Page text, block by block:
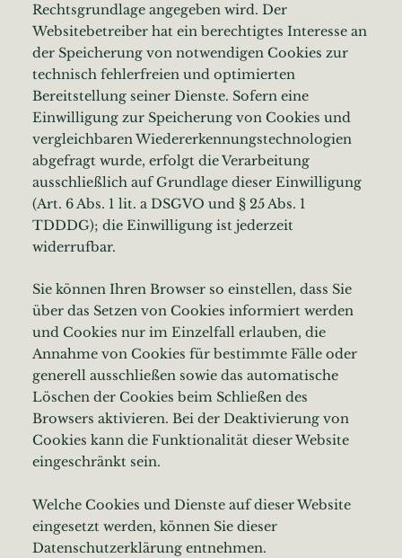
Rechtsgrundlage angegeben wird. Der
Websitebetreiber hat ein berechtigtes Interesse an
der Speicherung von notwendigen Cookies zur
technisch fehlerfreien und optimierten
Bereitstellung seiner Dienste. Sofern eine
Einwilligung zur Speicherung von Cookies und
vergleichbaren Wiedererkennungstechnologien
abgefragt wurde, erfolgt die Verarbeitung
ausschließlich auf Grundlage dieser Einwilligung
(Art. 6 Abs. 1 lit. a DSGVO und § 25 Abs. 1
TDDDG); die Einwilligung ist jederzeit
widerrufbar.
Sie können Ihren Browser so einstellen, dass Sie
über das Setzen von Cookies informiert werden
und Cookies nur im Einzelfall erlauben, die
Annahme von Cookies für bestimmte Fälle oder
generell ausschließen sowie das automatische
Löschen der Cookies beim Schließen des
Browsers aktivieren. Bei der Deaktivierung von
Cookies kann die Funktionalität dieser Website
eingeschränkt sein.
Welche Cookies und Dienste auf dieser Website
eingesetzt werden, können Sie dieser
Datenschutzerklärung entnehmen.